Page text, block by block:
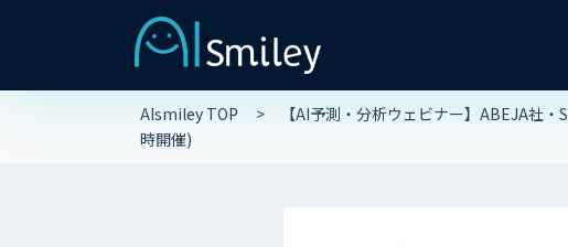
AIsmiley TOP
【AI予測・分析ウェビナー】ABEJA社
時開催)